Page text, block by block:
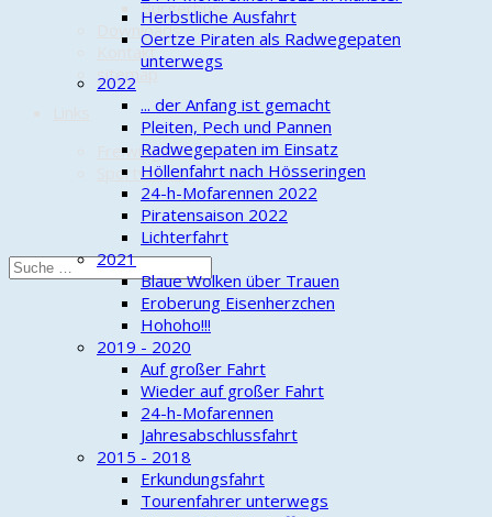
Bürgerbus
Downloads
Kontakt
sitemap
Freiwillige Feuerwehr
Sportverein
Herbstliche Ausfahrt
Oertze Piraten als Radwegepaten
unterwegs
2022
... der Anfang ist gemacht
Pleiten, Pech und Pannen
Radwegepaten im Einsatz
Höllenfahrt nach Hösseringen
24-h-Mofarennen 2022
Piratensaison 2022
Lichterfahrt
2021
Blaue Wolken über Trauen
Eroberung Eisenherzchen
Hohoho!!!
2019 - 2020
Auf großer Fahrt
Wieder auf großer Fahrt
24-h-Mofarennen
Jahresabschlussfahrt
2015 - 2018
Erkundungsfahrt
Tourenfahrer unterwegs